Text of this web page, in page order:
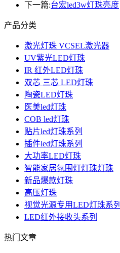
下一篇:台宏led3w灯珠亮度
产品分类
激光灯珠 VCSEL激光器
UV紫光LED灯珠
IR 红外LED灯珠
双芯 三芯 LED灯珠
陶瓷LED灯珠
医美led灯珠
COB led灯珠
贴片led灯珠系列
插件led灯珠系列
大功率LED灯珠
智能家居氛围灯灯珠灯珠
新品爆款灯珠
高压灯珠
视觉光源专用LED灯珠系列
LED红外接收头系列
热门文章